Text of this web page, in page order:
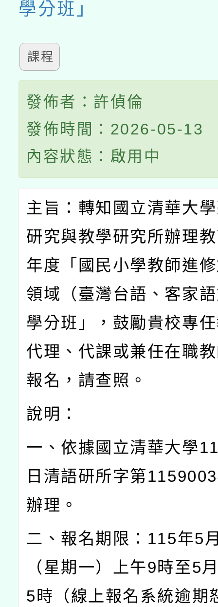
學分班」
課程
發佈者：許偵倫
發佈時間：2026-05-13
內容狀態：啟用中
主旨：轉知國立清華大
研究與教學研究所辦理
年度「國民小學教師進
領域（臺灣台語、客家
學分班」，鼓勵貴校專
代理、代課或兼任在職
報名，請查照。
說明：
一、依據國立清華大學
日清語研所字第
辦理。
二、報名期限： 115年5
（星期一）上午9時至5
5 時（線上報名系統逾期